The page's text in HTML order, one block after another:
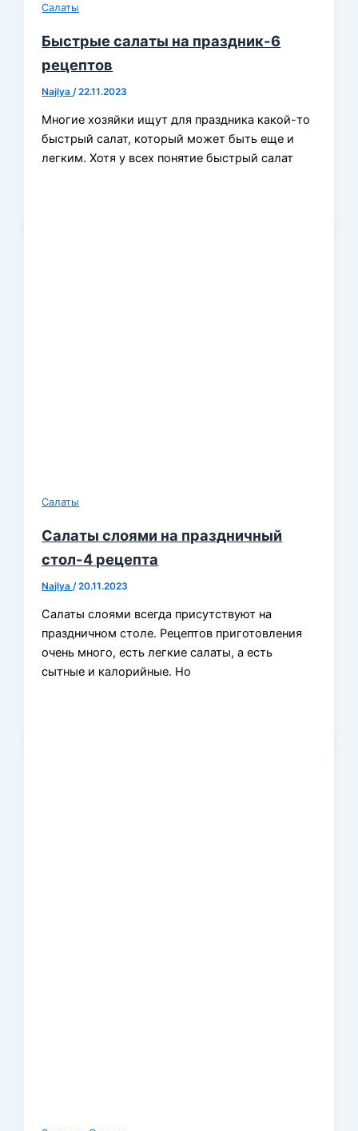
Салаты
Быстрые салаты на праздник-6
рецептов
Najlya /22.11.2023
Многие хозяйки ищут для праздника какой-то
быстрый салат, который может быть еще и
легким. Хотя у всех понятие быстрый салат
Салаты
Салаты слоями на праздничный
стол-4 рецепта
Najlya/20.11.2023
Салаты слоями всегда присутствуют на
праздничном столе. Рецептов приготовления
очень много, есть легкие салаты, а есть
сытные и калорийные. Но